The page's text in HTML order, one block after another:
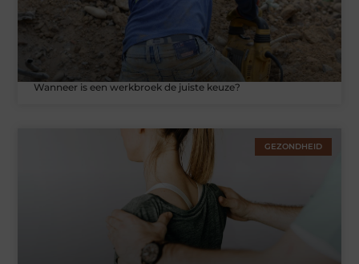
Wanneer is een werkbroek de juiste keuze?
GEZONDHEID